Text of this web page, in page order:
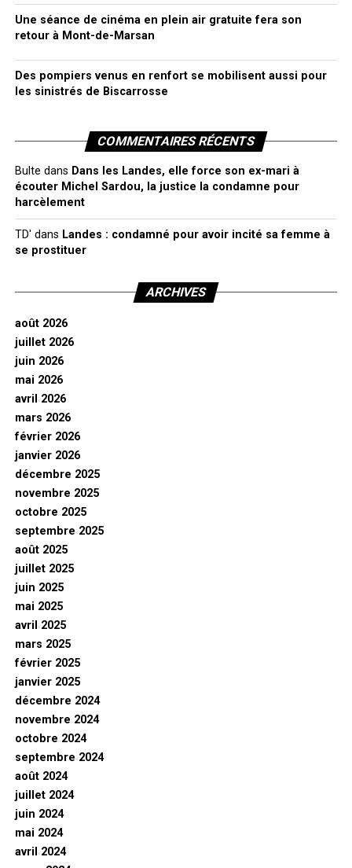
Une séance de cinéma en plein air gratuite fera son
retour à Mont-de-Marsan
Des pompiers venus en renfort se mobilisent aussi pour
les sinistrés de Biscarrosse
COMMENTAIRES RÉCENTS
Bulte dans Dans les Landes, elle force son ex-mari à
écouter Michel Sardou, la justice la condamne pour
harcèlement
TD' dans Landes : condamné pour avoir incité sa femme à
se prostituer
ARCHIVES
août 2026
juillet 2026
juin 2026
mai 2026
avril 2026
mars 2026
février 2026
janvier 2026
décembre 2025
novembre 2025
octobre 2025
septembre 2025
août 2025
juillet 2025
juin 2025
mai 2025
avril 2025
mars 2025
février 2025
janvier 2025
décembre 2024
novembre 2024
octobre 2024
septembre 2024
août 2024
juillet 2024
juin 2024
mai 2024
avril 2024